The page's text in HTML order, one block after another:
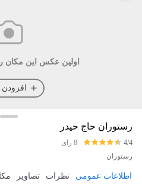
اولین عکس این مکان
رستوران حاج حیدر
4/4
8 رای
رستوران
مسیریابی ذخیره اطلاعات عمومی نظرات تصاویر